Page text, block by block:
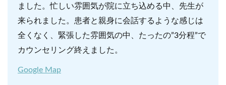
ました。忙しい雰囲気が院に立ち込める中、先生が
来られました。患者と親身に会話するような感じは
全くなく、緊張した雰囲気の中、たったの”3分程”で
カウンセリング終えました。
Google Map